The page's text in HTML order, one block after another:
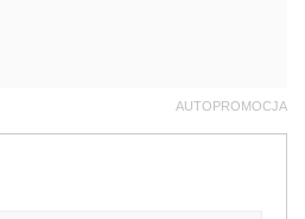
AUTOPROMOCJA